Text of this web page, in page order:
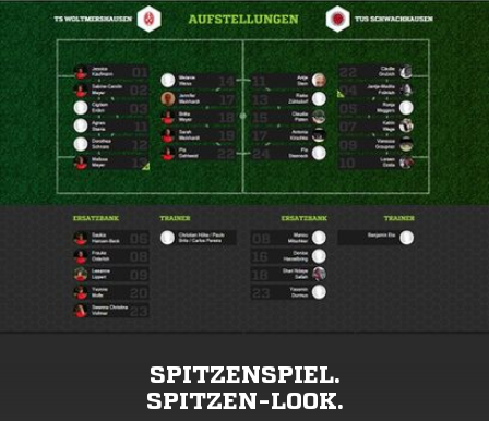
SPITZENSPIEL.
SPITZEN-LOOK.